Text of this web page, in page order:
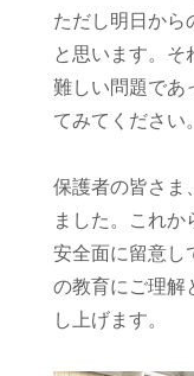
ただし明日から
と思います。そ
難しい問題であ
てみてください。
保護者の皆さま
ました。これか
安全面に留意し
の教育にご理解
し上げます。